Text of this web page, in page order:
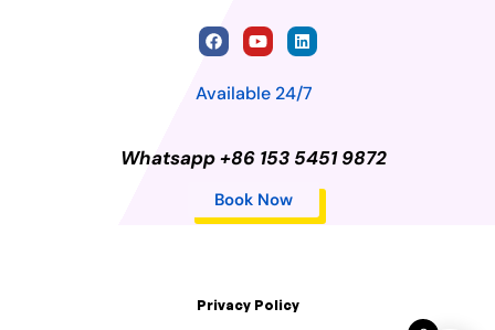
Available 24/7
Whatsapp +86 153 5451 9872
Book Now
Privacy Policy